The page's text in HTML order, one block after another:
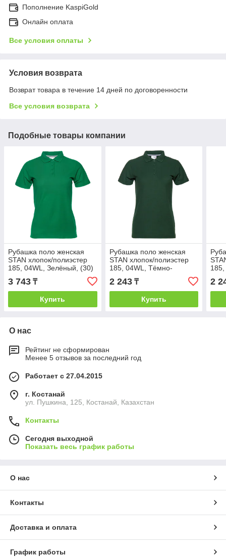
Пополнение KaspiGold
Онлайн оплата
Все условия оплаты
Условия возврата
Возврат товара в течение 14 дней по договоренности
Все условия возврата
Подобные товары компании
Рубашка поло женская
STAN хлопок/полиэстер
185, 04WL, Зелёный, (30)
3 743 ₸
Купить
Рубашка поло женская
STAN хлопок/полиэстер
185, 04WL, Тёмно-
зелёный, (130) (48/L)
2 243₸
Купить
2
О нас
Рейтинг не сформирован
Менее 5 отзывов за последний год
Работает с 27.04.2015
г. Костанай
ул. Пушкина, 125, Костанай, Казахстан
Контакты
Сегодня выходной
Показать весь график работы
О нас
Контакты
Доставка и оплата
График работы